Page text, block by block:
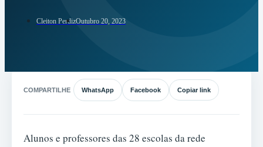
Cleiton PerdizOutubro 20, 2023
COMPARTILHE WhatsApp Facebook Copiar link
Alunos e professores das 28 escolas da rede